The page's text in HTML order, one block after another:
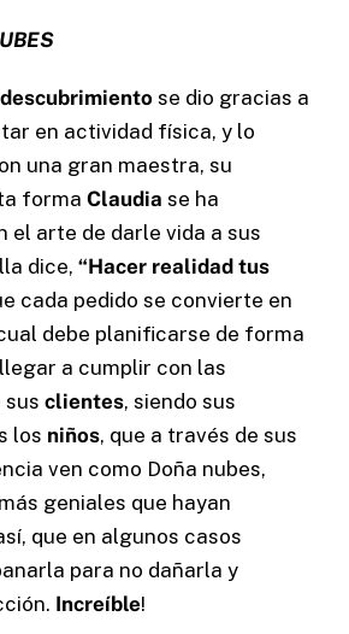
descubrimiento se dio gracias a
en actividad física, y lo
una gran maestra, su
forma Claudia se ha
el arte de darle vida a sus
dice, “Hacer realidad tus
cada pedido se convierte en
debe planificarse de forma
a cumplir con las
sus clientes, siendo sus
los niños, que a través de sus
ven como Doña nubes,
geniales que hayan
que en algunos casos
para no dañarla y
Increíble!
NIT 901563545
Neiva – Huila – Colombia